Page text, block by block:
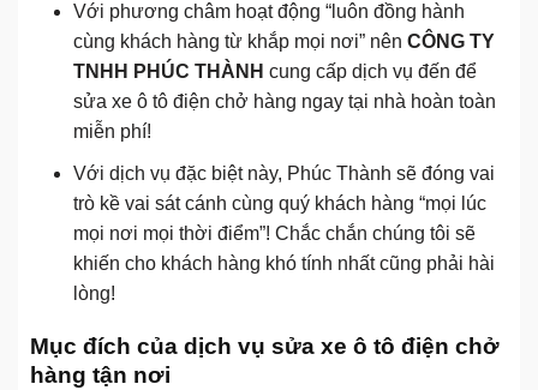
Với phương châm hoạt động “luôn đồng hành
cùng khách hàng từ khắp mọi nơi” nên CÔNG TY
TNHH PHÚC THÀNH cung cấp dịch vụ đến để
sửa xe ô tô điện chở hàng ngay tại nhà hoàn toàn
miễn phí!
Với dịch vụ đặc biệt này, Phúc Thành sẽ đóng vai
trò kề vai sát cánh cùng quý khách hàng “mọi lúc
mọi nơi mọi thời điểm”! Chắc chắn chúng tôi sẽ
khiến cho khách hàng khó tính nhất cũng phải hài
lòng!
Mục đích của dịch vụ sửa xe ô tô điện chở
hàng tận nơi